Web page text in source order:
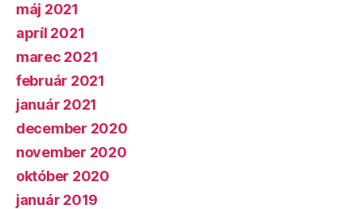
máj 2021
apríl 2021
marec 2021
február 2021
január 2021
december 2020
november 2020
október 2020
január 2019